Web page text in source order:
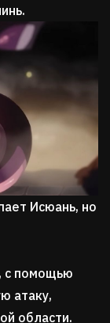
Исюань, но
с помощью
атаку,
области.